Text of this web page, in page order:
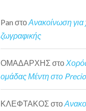
Pan στοΑνακοίνωση για
ζωγραφικής
ΟΜΑΔΑΡΧΗΣ στο
ομάδας Μέντη στο
ΚΛΕΦΤΑΚΟΣ στο